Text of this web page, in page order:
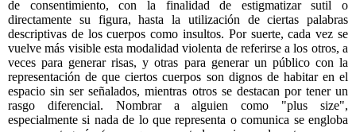
de consentimiento, con la finalidad de estigmatizar sutil o
directamente su figura, hasta la utilización de ciertas palabras
descriptivas de los cuerpos como insultos. Por suerte, cada vez se
vuelve más visible esta modalidad violenta de referirse a los otros, a
veces para generar risas, y otras para generar un público con la
representación de que ciertos cuerpos son dignos de habitar en el
espacio sin ser señalados, mientras otros se destacan por tener un
rasgo diferencial. Nombrar a alguien como "plus size",
especialmente si nada de lo que representa o comunica se engloba